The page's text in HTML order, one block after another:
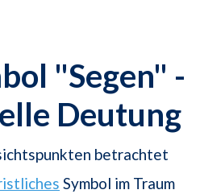
"Segen" -
Deutung
betrachtet
Symbol im Traum